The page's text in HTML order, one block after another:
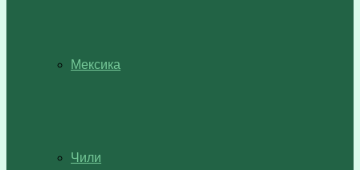
Мексика
Чили